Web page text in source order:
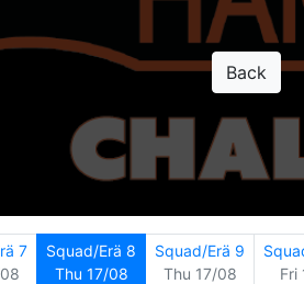
Back
7
Squad/Erä 8
Thu 17/08
Squad/Erä 9
Thu 17/08
Fri